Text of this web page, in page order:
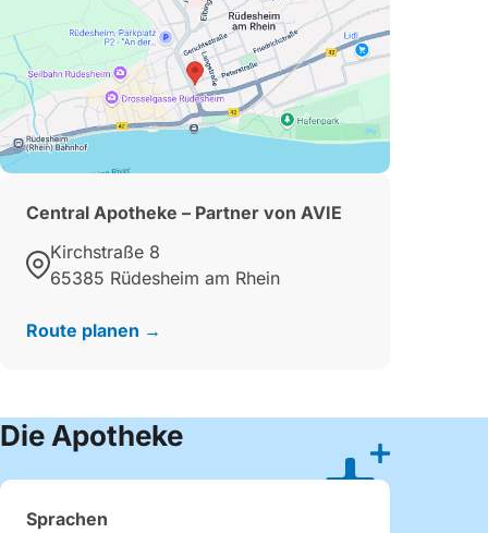
Central Apotheke – Partner von AVIE
Kirchstraße 8
65385 Rüdesheim am Rhein
Route planen →
Die Apotheke
Sprachen